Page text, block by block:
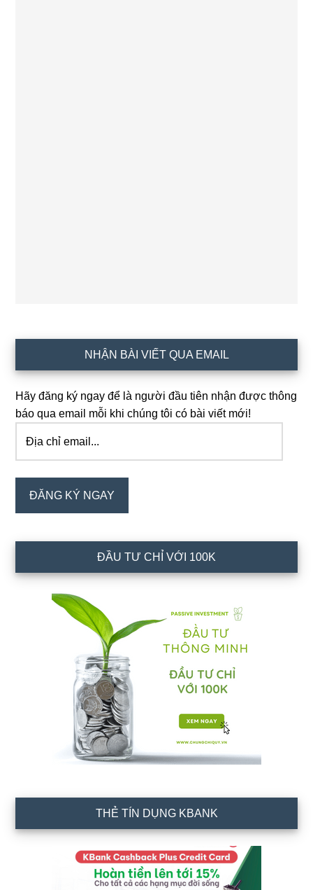
chính
NHẬN BÀI VIẾT QUA EMAIL
Hãy đăng ký ngay để là người đầu tiên nhận được thông
báo qua email mỗi khi chúng tôi có bài viết mới!
chỉ
ĐĂNG KÝ NGAY
ĐẦU TƯ CHỈ VỚI 100K
THẺ TÍN DỤNG KBANK